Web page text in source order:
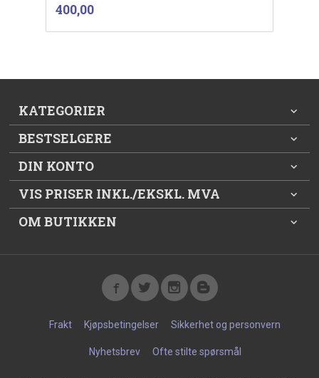
Pris
400,00mva.
KATEGORIER
BESTSELGERE
DIN KONTO
VIS PRISER INKL./EKSKL. MVA
OM BUTIKKEN
Frakt Kjøpsbetingelser Sikkerhet og personvern
Nyhetsbrev Ofte stilte spørsmål